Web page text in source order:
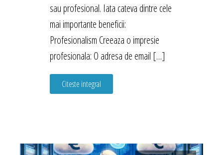
sau profesional. Iata cateva dintre cele
mai importante beneficii:
Profesionalism Creeaza o impresie
profesionala: O adresa de email […]
Citeste integral